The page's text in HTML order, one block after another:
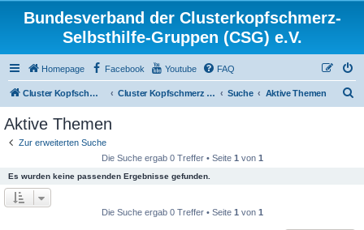
Bundesverband der Clusterkopfschmerz-
Selbsthilfe-Gruppen (CSG) e.V.
Homepage Facebook Youtube FAQ
Cluster Kopfschmerz Homepage Cluster Kopfschmerz Forum Suche Aktive Themen
Aktive Themen
Zur erweiterten Suche
Die Suche ergab 0 Treffer • Seite 1 von 1
Es wurden keine passenden Ergebnisse gefunden.
Die Suche ergab 0 Treffer • Seite 1 von 1